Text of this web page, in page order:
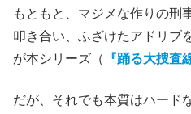
もともと、マジメな作りの刑
叩き合い、ふざけたアドリブ
が本シリーズ（
『踊る大捜査
だが、それでも本質はハード